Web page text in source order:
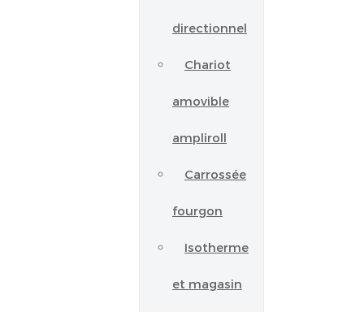
directionnel
Chariot
amovible
ampliroll
Carrossée
fourgon
Isotherme
et magasin